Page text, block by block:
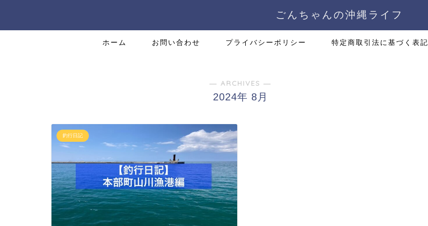
ごんちゃんの沖縄ライフ
ホーム お問い合わせ プライバシーポリシー 特定商取引法に基づく表記
― ARCHIVES ―
2024年 8月
釣行日記